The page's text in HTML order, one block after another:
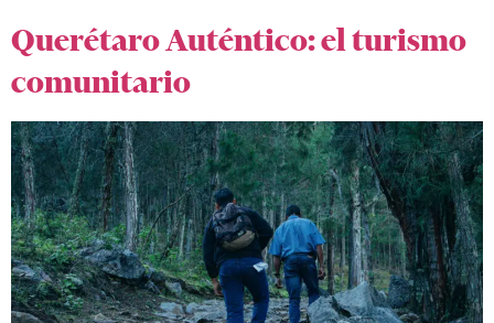
Querétaro Auténtico: el turismo
comunitario